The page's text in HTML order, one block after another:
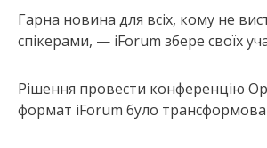
Гарна новина для всіх, кому не
спікерами, — iForum збере своїх
Рішення провести конференцію
формат iForum було